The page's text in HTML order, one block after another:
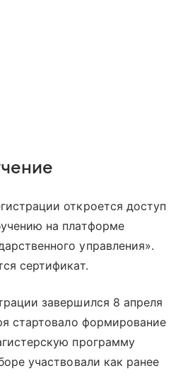
откроется доступ
на платформе
управления».
сертификат.
завершился 8 апреля
стартовало формирование
программу
участвовали как ранее